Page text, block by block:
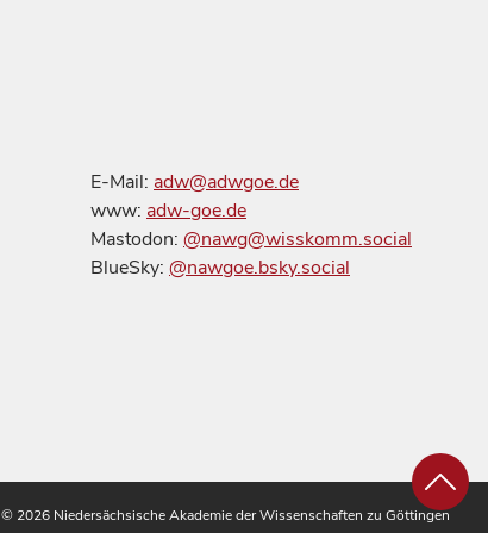
E-Mail: adw@adwgoe.de
www: adw-goe.de
Mastodon: @nawg@wisskomm.social
BlueSky: @nawgoe.bsky.social
© 2026 Niedersächsische Akademie der Wissenschaften zu Göttingen